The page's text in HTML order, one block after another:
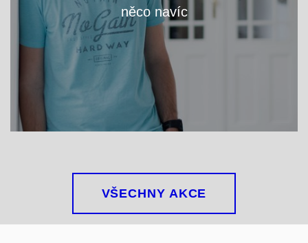
něco navíc
VÍCE
VŠECHNY AKCE